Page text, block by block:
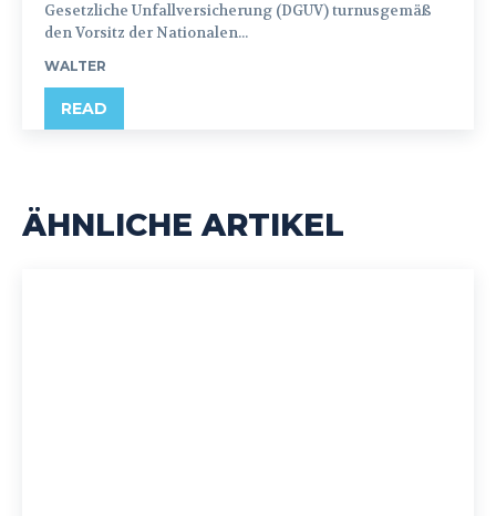
Gesetzliche Unfallversicherung (DGUV) turnusgemäß
den Vorsitz der Nationalen...
WALTER
READ
ÄHNLICHE ARTIKEL